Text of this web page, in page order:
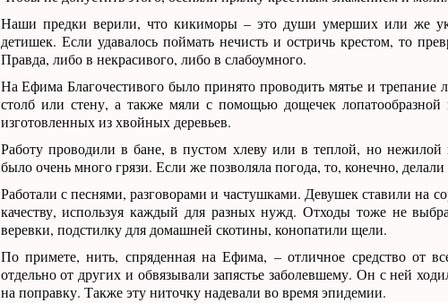
Наши предки верили, что кикиморы – это души умерших или же
детишек. Если удавалось поймать нечисть и остричь крестом, то
Правда, либо в некрасивого, либо в слабоумного.
На Ефима Благочестивого было принято проводить мятье и трепание
столб или стену, а также мяли с помощью дощечек
изготовленных из хвойных деревьев.
Работу проводили в бане, в пустом хлеву или в теплой, но нежилой
было очень много грязи. Если же позволяла погода, то, конечно, делали
Работали с песнями, разговорами и частушками. Девушек ставили на
качеству, используя каждый для разных нужд. Отходы тоже не
веревки, подстилку для домашней скотины, конопатили щели.
По примете, нить, спряденная на Ефима, – отличное средство от
отдельно от других и обвязывали запястье заболевшему. Он с ней
на поправку. Также эту ниточку надевали во время эпидемии.